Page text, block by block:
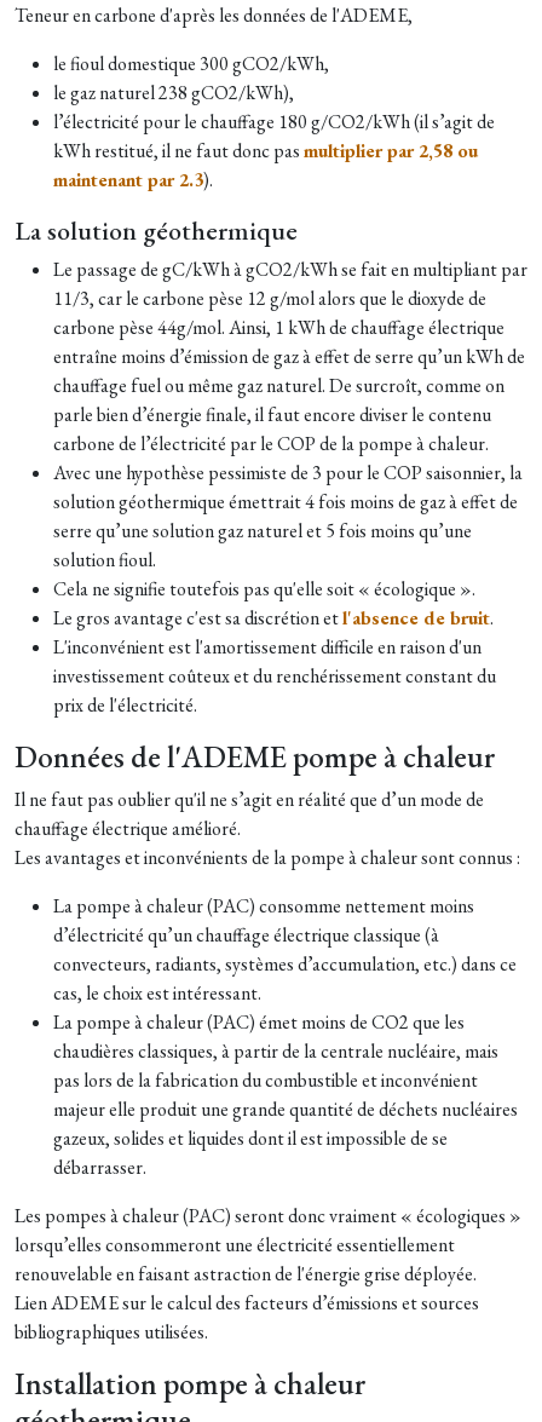
Teneur en carbone d'après les données de l'ADEME,
le fioul domestique 300 gCO2/kWh,
le gaz naturel 238 gCO2/kWh),
l’électricité pour le chauffage 180 g/CO2/kWh (il s’agit de
kWh restitué, il ne faut donc pasmultiplier par 2,58 ou
maintenant par 2.3).
La solution géothermique
Le passage de gC/kWh à gCO2/kWh se fait en multipliant par
11/3, car le carbone pèse 12 g/mol alors que le dioxyde de
carbone pèse 44g/mol. Ainsi, 1 kWh de chauffage électrique
entraîne moins d’émission de gaz à effet de serre qu’un kWh de
chauffage fuel ou même gaz naturel. De surcroît, comme on
parle bien d’énergie finale, il faut encore diviser le contenu
carbone de l’électricité par le COP de la pompe à chaleur.
Avec une hypothèse pessimiste de 3 pour le COP saisonnier, la
solution géothermique émettrait 4 fois moins de gaz à effet de
serre qu’une solution gaz naturel et 5 fois moins qu’une
solution fioul.
Cela ne signifie toutefois pas qu'elle soit « écologique ».
Le gros avantage c'est sa discrétion etl'absence de bruit.
L'inconvénient est l'amortissement difficile en raison d'un
investissement coûteux et du renchérissement constant du
prix de l'électricité.
Données de l'ADEME pompe à chaleur
Il ne faut pas oublier qu'il ne s’agit en réalité que d’un mode de
chauffage électrique amélioré.
Les avantages et inconvénients de la pompe à chaleur sont connus :
La pompe à chaleur (PAC) consomme nettement moins
d’électricité qu’un chauffage électrique classique (à
convecteurs, radiants, systèmes d’accumulation, etc.) dans ce
cas, le choix est intéressant.
La pompe à chaleur (PAC) émet moins de CO2 que les
chaudières classiques, à partir de la centrale nucléaire, mais
pas lors de la fabrication du combustible et inconvénient
majeur elle produit une grande quantité de déchets nucléaires
gazeux, solides et liquides dont il est impossible de se
débarrasser.
Les pompes à chaleur (PAC) seront donc vraiment « écologiques »
lorsqu’elles consommeront une électricité essentiellement
renouvelable en faisant astraction de l'énergie grise déployée.
Lien ADEME sur le calcul des facteurs d’émissions et sources
bibliographiques utilisées.
Installation pompe à chaleur